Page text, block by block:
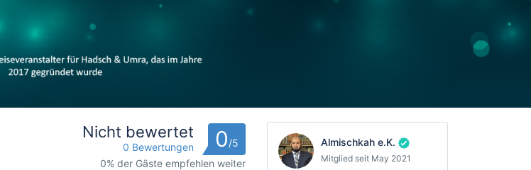
Nicht bewertet
0 Bewertungen 0/5
0% der Gäste empfehlen weiter
Almischkah e.K.
Mitglied seit May 2021